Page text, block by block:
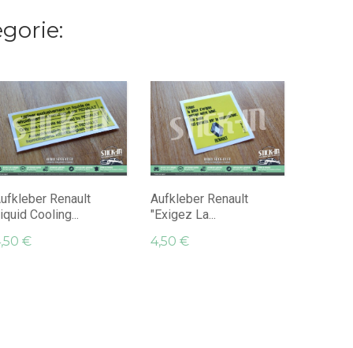
Renault
Cooling...
€
Aufkleber Renault
"Exigez La...
4,50 €